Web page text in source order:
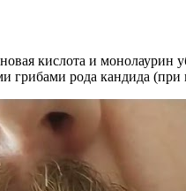
кислота и
грибами рода кандида